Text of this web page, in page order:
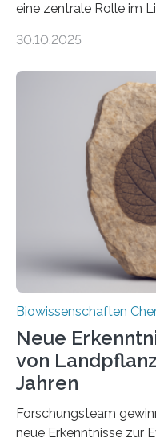
eine zentrale Rolle im
erfüllen können,
der Ruhr-Universität
und Dr. Ismaila Francis
unbekannten
peroxisomalen
Saccharomyces
Funktionsfähigkeit der
Studie wurde am 28.
Fachzeitschrift…
30.10.2025
Biowissenschaften
Neue
von
Jahren
Forschungsteam
neue Erkenntnisse zur